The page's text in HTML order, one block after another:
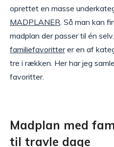
oprettet en masse
MADPLANER. Så man kan
madplan der passer til én
familiefavoritterer en af
tre i rækken. Her har jeg
favoritter.
Madplan med
til travle dage